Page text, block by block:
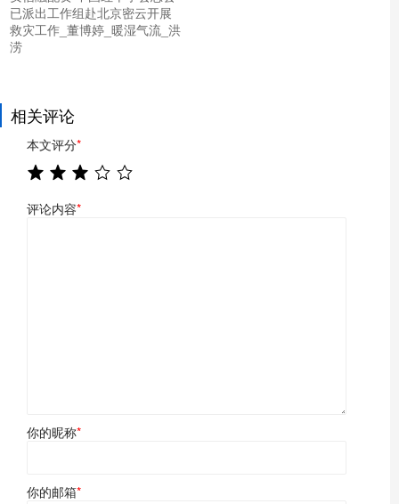
已派出工作组赴北京密云开展
救灾工作_董博婷_暖湿气流_洪
涝
相关评论
本文评分*
评论内容*
你的昵称*
你的邮箱*